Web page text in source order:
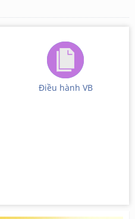
Điều hành VB